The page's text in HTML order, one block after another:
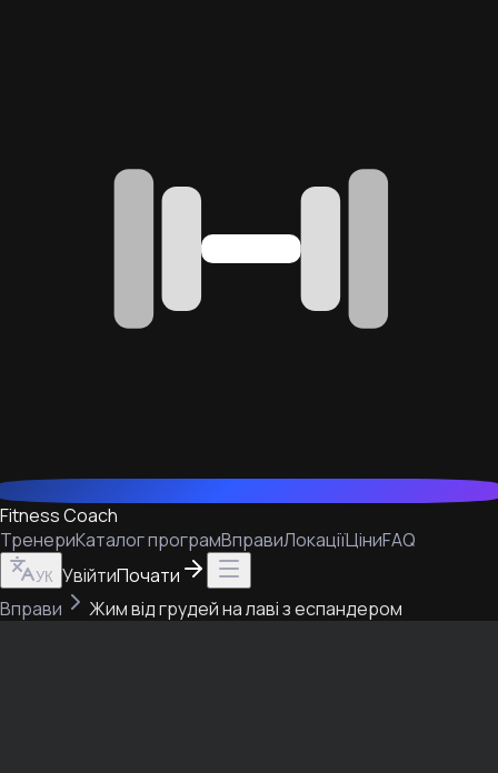
Fitness Coach
ТренериКаталог програмВправиЛокаціїЦіниFAQ
УК УвійтиПочати
Вправи
Жим від грудей на лаві з еспандером